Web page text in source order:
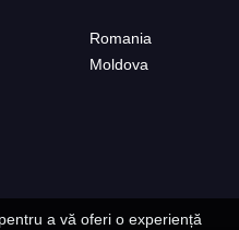
Romania
Moldova
a vă oferi o experiență